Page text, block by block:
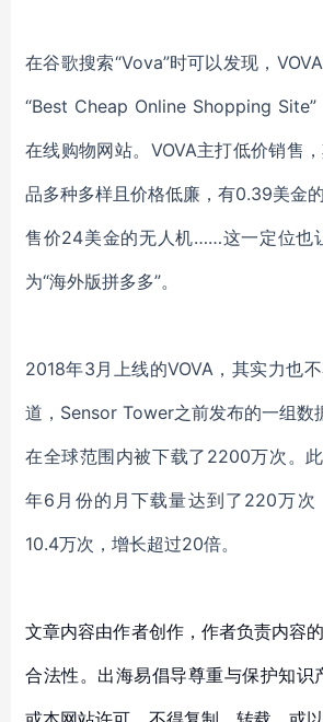
在谷歌搜索“Vova”时可以发现， VOVA
“Best Cheap Online Shopping
在线购物网站。 VOVA主打低价销售
品多种多样且价格低廉，有0.39美金
售价24美金的无人机……这一定位也
为“海外版拼多多”。
2018年3月上线的VOVA ，其实力也
道， Sensor Tower之前发布的一组数
在全球范围内被下载了 2200万次。此
年6月份的月下载量达到了220万次
10.4万次，增长超过20倍。
文章内容由作者创作，作者负责内容
合法性。出海易倡导尊重与保护知识